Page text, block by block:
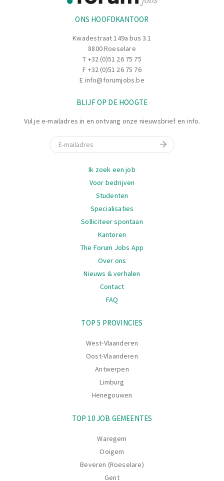
Assurer la répartition des tâches en fonction des
Diagnostiquer les pannes mécaniques et proposer des
Participer activement aux interventions techniques
complexes si nécessaire
procédures internes et des délais
actions d’amélioration continue
Gérer les besoins en pièces de rechange et assurer le
suivi des stocks
qualité, sécurité) pour optimiser les opérations
Rédiger des rapports d’intervention et assurer un
reporting régulier à la hiérarchie
Participer à l’amélioration des équipements et à
l’optimisation des processus de maintenance
ONS HOOFDKANTOOR
Kwadestraat 149a bus 3.1
8800 Roeselare
T +32 (0)51 26 75 75
F +32 (0)51 26 75 76
E info@forumjobs.be
BLIJF OP DE HOOGTE
Vul je e-mailadres in en ontvang onze nieuwsbrief en info.
E-mail
Ik zoek een job
Voor bedrijven
Studenten
Specialisaties
Solliciteer spontaan
Kantoren
The Forum Jobs App
Over ons
Nieuws & verhalen
Contact
FAQ
TOP 5 PROVINCIES
West-Vlaanderen
Oost-Vlaanderen
Antwerpen
Limburg
Henegouwen
TOP 10 JOB GEMEENTES
Waregem
Ooigem
Beveren (Roeselare)
Gent